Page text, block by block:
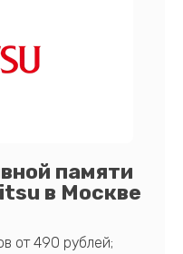
памяти
в Москве
от 490 рублей;